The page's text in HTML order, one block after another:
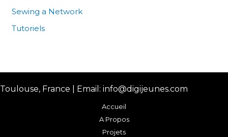
Sewing a Network
Tutoriels
Toulouse, France | Email: info@digijeunes.com
Accueil
A Propos
Projets